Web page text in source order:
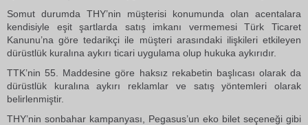
Somut durumda THY’nin müşterisi konumunda olan acentalara
kendisiyle eşit şartlarda satış imkanı vermemesi Türk Ticaret
Kanunu’na göre tedarikçi ile müşteri arasındaki ilişkileri etkileyen
dürüstlük kuralına aykırı ticari uygulama olup hukuka aykırıdır.
TTK’nin 55. Maddesine göre haksız rekabetin başlıcası olarak da
dürüstlük kuralına aykırı reklamlar ve satış yöntemleri olarak
belirlenmiştir.
THY’nin sonbahar kampanyası, Pegasus’un eko bilet seçeneği gibi